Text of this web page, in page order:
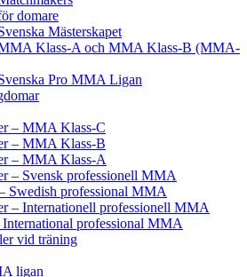
domare
Mästerskapet
Klass-A och MMA Klass-B (MMA-
Pro MMA Ligan
– MMA Klass-C
– MMA Klass-B
– MMA Klass-A
– Svensk professionell MMA
Swedish professional MMA
– Internationell professionell MMA
International professional MMA
vid träning
ligan